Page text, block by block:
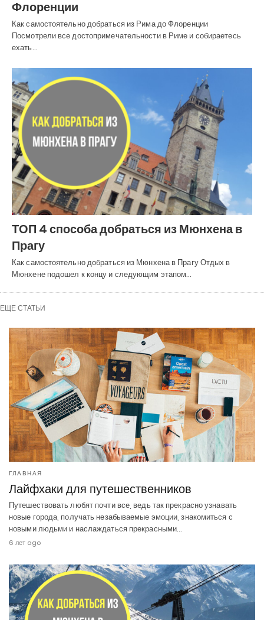
Флоренции
Как самостоятельно добраться из Рима до Флоренции
Посмотрели все достопримечательности в Риме и собираетесь
ехать…
ТОП 4 способа добраться из Мюнхена в
Прагу
Как самостоятельно добраться из Мюнхена в Прагу Отдых в
Мюнхене подошел к концу и следующим этапом…
ЕЩЕ СТАТЬИ
ГЛАВНАЯ
Лайфхаки для путешественников
Путешествовать любят почти все, ведь так прекрасно узнавать
новые города, получать незабываемые эмоции, знакомиться с
новыми людьми и наслаждаться прекрасными…
6 лет ago